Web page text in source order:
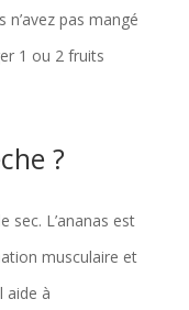
pas mangé
1 ou 2 fruits
?
sec. L’ananas est
musculaire et
aide à